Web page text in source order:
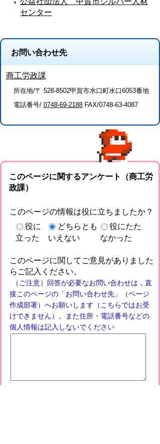
センター
お問い合わせ先
商工労政課
所在地/〒 528-8502甲賀市水口町水口6053番地
電話番号/ 0748-69-2188 FAX/0748-63-4087
このページに関するアンケート（商工労
政課）
このページの情報は役に立ちましたか？
役に
立った
どちらとも
いえない
役にたた
なかった
このページに関してご意見がありました
らご記入ください。
（ご注意）回答が必要なお問い合わせは，直
接このページの「お問い合わせ先」（ページ
作成部署）へお願いします（こちらではお受
けできません）。また住所・電話番号などの
個人情報は記入しないでください